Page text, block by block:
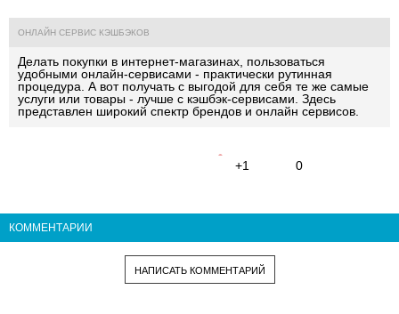
ОНЛАЙН СЕРВИС КЭШБЭКОВ
Делать покупки в интернет-магазинах, пользоваться
удобными онлайн-сервисами - практически рутинная
процедура. А вот получать с выгодой для себя те же самые
услуги или товары - лучше с кэшбэк-сервисами . Здесь
представлен широкий спектр брендов и онлайн сервисов.
+1 0
КОММЕНТАРИИ
НАПИСАТЬ КОММЕНТАРИЙ